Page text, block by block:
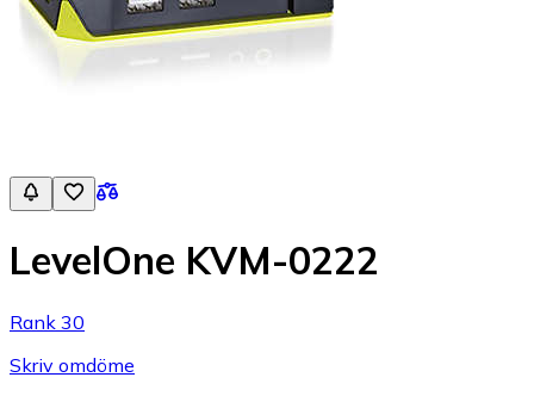
LevelOne KVM-0222
Rank 30
Skriv omdöme